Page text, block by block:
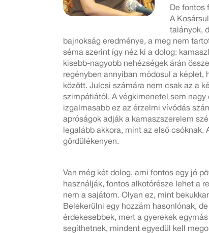
De fontos
A
talányok,
bajnokság eredménye, a meg nem
séma szerint így néz ki a dolog:
kisebb-nagyobb nehézségek árán
regényben annyiban módosul a képlet,
között. Julcsi számára nem csak az a
szimpátiától. A végkimenetel sem
izgalmasabb ez az érzelmi vívódás
apróságok adják a kamaszszerelem
legalább akkora, mint az első
gördülékenyen.
Van még két dolog, ami fontos egy jó
használják, fontos alkotórésze lehet a
nem a sajátom. Olyan ez, mint
Belekerülni egy hozzám hasonlónak,
érdekesebbek, mert a gyerekek
segíthetnek, mindent egyedül kell